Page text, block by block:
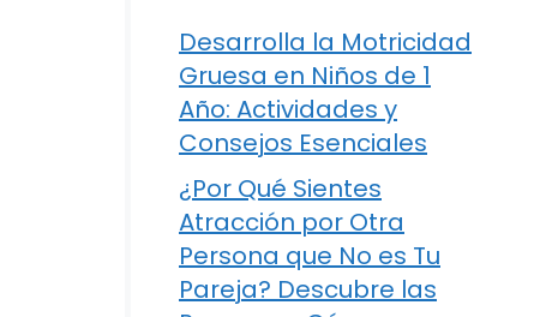
Desarrolla la Motricidad
Gruesa en Niños de 1
Año: Actividades y
Consejos Esenciales
¿Por Qué Sientes
Atracción por Otra
Persona que No es Tu
Pareja? Descubre las